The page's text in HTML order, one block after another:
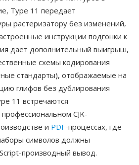
Type 11 передает
растеризатору без изменений,
инструкции подгонки к
дает дополнительный выигрыш,
схемы кодирования
стандарты), отображаемые на
глифов без дублирования
11 встречаются
CJK-
и PDF-процессах, где
символов должны
производный вывод.